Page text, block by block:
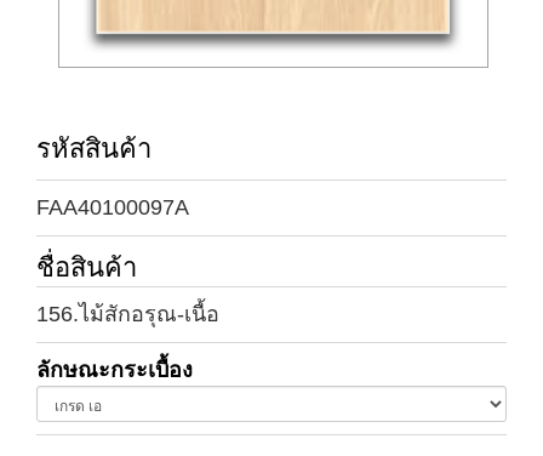
รหัสสินค้า
FAA40100097A
ชื่อสินค้า
156.ไม้สักอรุณ-เนื้อ
ลักษณะกระเบื้อง